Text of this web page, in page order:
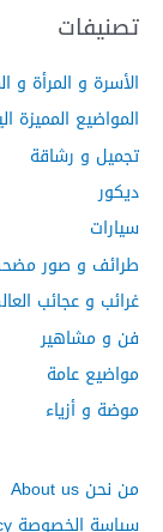
ح
ع
ن
:
تصنيفات
الأسرة و المرأة و
المواضيع المميزة
تجميل و رشاقة
ديكور
سيارات
طرائف و صور
غرائب و عجائب
فن و مشاهير
مواضيع عامة
موضة و أزياء
من نحن About us
سياسة الخصوصة privacy policy